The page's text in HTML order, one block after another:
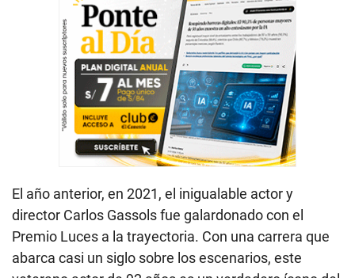
El año anterior, en 2021, el inigualable actor y
director Carlos Gassols fue galardonado con el
Premio Luces a la trayectoria. Con una carrera que
abarca casi un siglo sobre los escenarios, este